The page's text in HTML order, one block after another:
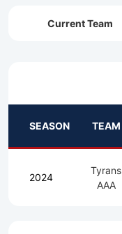
Current Team
SEASON TEAM
2024
Tyrans
AAA